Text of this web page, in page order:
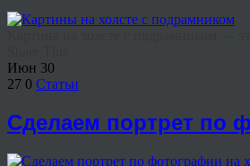
Июн 30
27 0 Статьи
Сделаем портрет по